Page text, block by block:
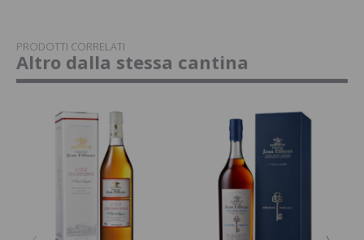
PRODOTTI CORRELATI
Altro dalla stessa cantina